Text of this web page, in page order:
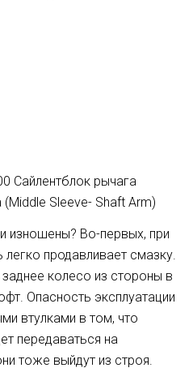
Сайлентблок рычага
Sleeve- Shaft Arm)
изношены? Во-первых, при
продавливает смазку.
колесо из стороны в
Опасность эксплуатации
втулками в том, что
передаваться на
тоже выйдут из строя.